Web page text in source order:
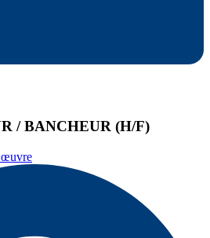
/ BANCHEUR (H/F)
œuvre